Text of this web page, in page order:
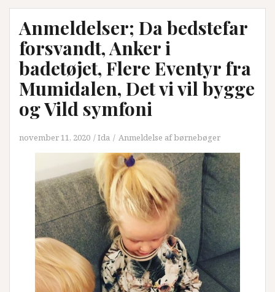
børn:
11
billedbøger
fra
danske
forfattere.”
Anmeldelser; Da bedstefar
forsvandt, Anker i
badetøjet, Flere Eventyr fra
Mumidalen, Det vi vil bygge
og Vild symfoni
november 11, 2020 Ida Anmeldelse af børnebøger